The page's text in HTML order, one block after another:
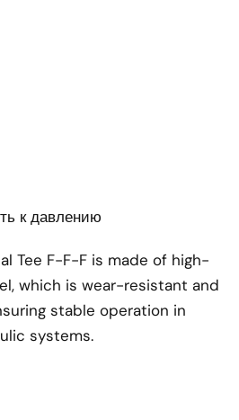
к давлению
Tee F-F-F is made of high-
which is wear-resistant and
stable operation in
systems.